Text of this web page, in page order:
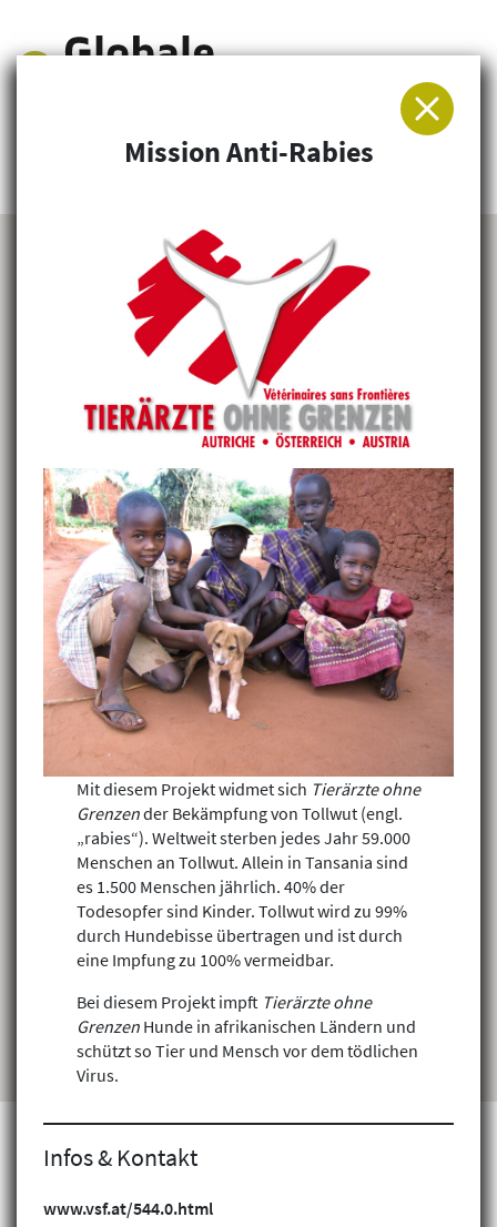
Arbeitsgemeinschaft für Entwicklung und
Projekte finden
Mission Anti-Rabies
Mit diesem Projekt widmet sich Tierärzte ohne
Grenzender Bekämpfung von Tollwut (engl.
„rabies“). Weltweit sterben jedes Jahr 59.000
Menschen an Tollwut. Allein in Tansania sind
es 1.500 Menschen jährlich. 40% der
Todesopfer sind Kinder. Tollwut wird zu 99%
durch Hundebisse übertragen und ist durch
eine Impfung zu 100% vermeidbar.
Bei diesem Projekt impft Tierärzte ohne
GrenzenHunde in afrikanischen Ländern und
schützt so Tier und Mensch vor dem tödlichen
Virus.
Infos & Kontakt
www.vsf.at/544.0.html